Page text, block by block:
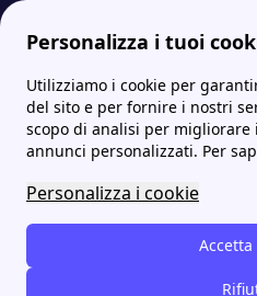
Personalizza i tuoi
Utilizziamo i cookie per
del sito e per fornire i nostri
scopo di analisi per
annunci personalizzati. Per
Personalizza i cookie
Internet Casa Go Internet: offerte Fibra e 4G per Casa e Business
Go Internet:
e 4G per Casa
GO internet S.p.A. è una
fondata a Gubbio (PG)